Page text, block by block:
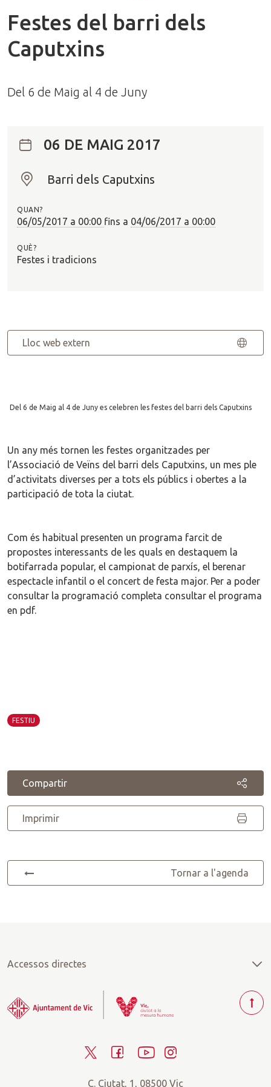
Festes del barri dels
Caputxins
Del 6 de Maig al 4 de Juny
06 DE MAIG 2017
O
?
Barri dels Caputxins
QUAN?
06/05/2017 a 00:00 fins a 04/06/2017 a 00:00
QUÈ?
Festes i tradicions
Lloc web extern
Del 6 de Maig al 4 de Juny es celebren les festes del barri dels Caputxins
Un any més tornen les festes organitzades per
l’Associació de Veïns del barri dels Caputxins, un mes ple
d’activitats diverses per a tots els públics i obertes a la
participació de tota la ciutat.
Com és habitual presenten un programa farcit de
propostes interessants de les quals en destaquem la
botifarrada popular, el campionat de parxís, el berenar
espectacle infantil o el concert de festa major. Per a poder
consultar la programació completa consultar el programa
en pdf.
FESTIU
Compartir
Imprimir
Tornar a l'agenda
Accessos directes
Y
C. Ciutat, 1, 08500 Vic
T